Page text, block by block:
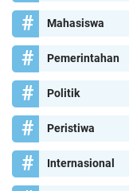
Mahasiswa
Pemerintahan
Politik
Peristiwa
Internasional